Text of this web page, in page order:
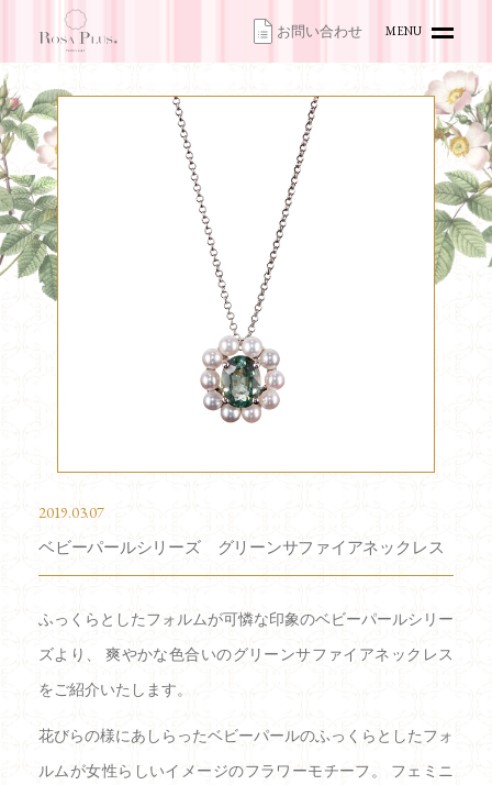
HOME
TOPICS
ITEMS
ACCESS
CONTACT
ONLINE SHOP
お問い合わせ MENU
2019.03.07
ベビーパールシリーズ グリーンサファイアネックレス
ふっくらとしたフォルムが可憐な印象のベビーパールシリー
ズより、 爽やかな色合いのグリーンサファイアネックレス
をご紹介いたします。
花びらの様にあしらったベビーパールのふっくらとしたフォ
ルムが女性らしいイメージのフラワーモチーフ。 フェミニ